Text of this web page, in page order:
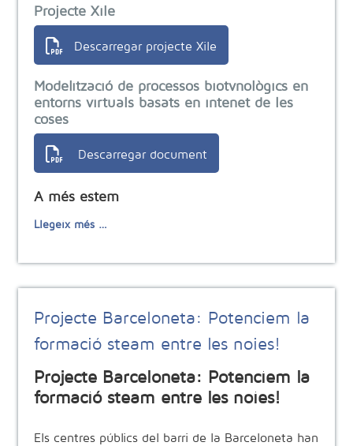
Projecte Xile
Descarregar projecte Xile
Modelització de processos biotvnològics en
entorns virtuals basats en intenet de les
coses
Descarregar document
A més estem
Llegeix més …
Projecte Barceloneta: Potenciem la
formació steam entre les noies!
Projecte Barceloneta: Potenciem la
formació steam entre les noies!
Els centres públics del barri de la Barceloneta han